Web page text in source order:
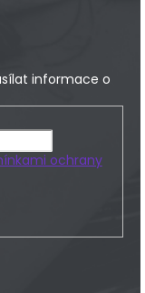
informace o
ochrany